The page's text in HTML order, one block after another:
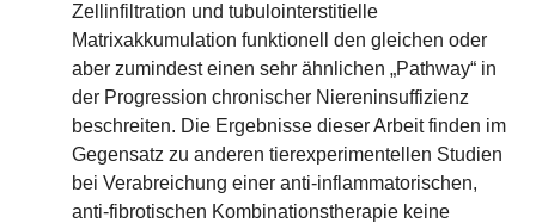
Zellinfiltration und tubulointerstitielle
Matrixakkumulation funktionell den gleichen oder
aber zumindest einen sehr ähnlichen „Pathway“ in
der Progression chronischer Niereninsuffizienz
beschreiten. Die Ergebnisse dieser Arbeit finden im
Gegensatz zu anderen tierexperimentellen Studien
bei Verabreichung einer anti-inflammatorischen,
anti-fibrotischen Kombinationstherapie keine